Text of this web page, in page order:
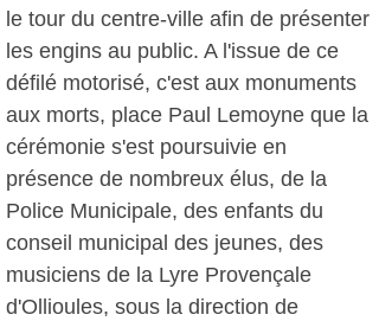
le tour du centre-ville afin de présenter
les engins au public. A l'issue de ce
défilé motorisé, c'est aux monuments
aux morts, place Paul Lemoyne que la
cérémonie s'est poursuivie en
présence de nombreux élus, de la
Police Municipale, des enfants du
conseil municipal des jeunes, des
musiciens de la Lyre Provençale
d'Ollioules, sous la direction de